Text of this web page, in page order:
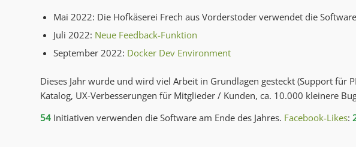
Mai 2022: Die Hofkäserei Frech aus Vorderstoder verwendet die
Juli 2022: Neue Feedback-Funktion
September 2022: Docker Dev Environment
Dieses Jahr wurde und wird viel Arbeit in Grundlagen gesteckt (Support für
Katalog, UX-Verbesserungen für Mitglieder / Kunden, ca. 10.000 kleinere
54 Initiativen verwenden die Software am Ende des Jahres. Facebook-Likes: